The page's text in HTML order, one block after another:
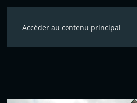
Accéder au contenu principal